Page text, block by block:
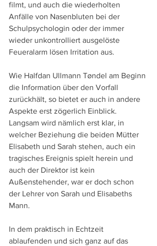
filmt, und auch die wiederholten
Anfälle von Nasenbluten bei der
Schulpsychologin oder der immer
wieder unkontrolliert ausgelöste
Feueralarm lösen Irritation aus.
Wie Halfdan Ullmann Tøndel am Beginn
die Information über den Vorfall
zurückhält, so bietet er auch in andere
Aspekte erst zögerlich Einblick.
Langsam wird nämlich erst klar, in
welcher Beziehung die beiden Mütter
Elisabeth und Sarah stehen, auch ein
tragisches Ereignis spielt herein und
auch der Direktor ist kein
Außenstehender, war er doch schon
der Lehrer von Sarah und Elisabeths
Mann.
In dem praktisch in Echtzeit
ablaufenden und sich ganz auf das